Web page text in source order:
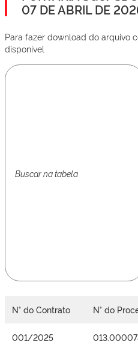
07 DE ABRIL DE
Para fazer download do arquivo
disponível
N° do Contrato N° do
001/2025